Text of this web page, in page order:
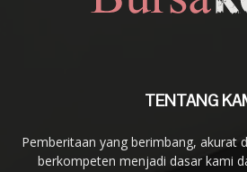
TENTANG
Pemberitaan yang berimbang, akurat
berkompeten menjadi dasar kami